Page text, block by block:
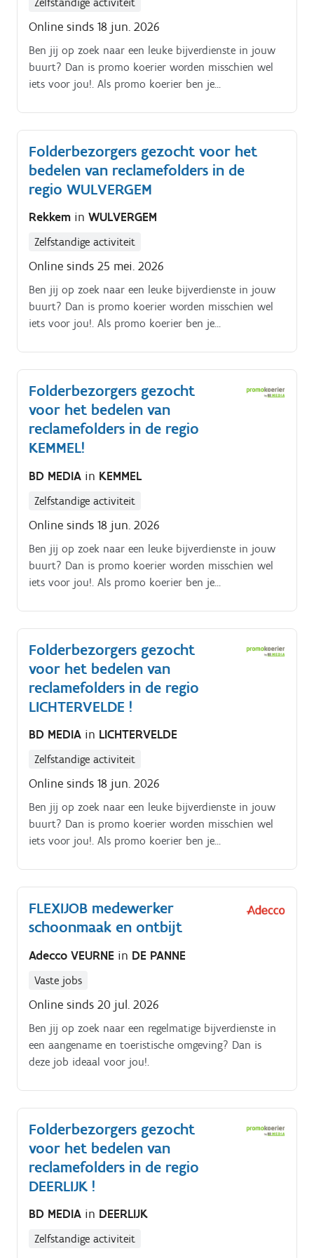
vergaren voor de club. De opdracht is in zelfstandig
bijberoep/hoofdberoep: Wat je hiervoor moet doen
wordt tijdens een gesprek in het dichtstbijzijnde
kantoor of via een videocall gegeven.
Online sinds 18 jun. 2026
Ben jij op zoek naar een leuke bijverdienste in jouw
buurt? Dan is promo koerier worden misschien wel
iets voor jou!. Als promo koerier ben je
wekelijkse folderpakket in de door jou gekozen buurt
Je kiest daarbij zelf hoe je dat doet (met de fiets, te
voet, bromfiets, … ) De folderpakketten moeten
tussen zondagochtend en dinsdagavond in de
brievenbussen belanden Je kiest binnen die
tijdspanne zelf wanneer je de pakketten rondbrengt
Op die manier kan je het inplannen volgens jouw
eigen beschikbaarheid De opdracht is in zelfstandig
bijberoep/hoofdberoep: Wat je hiervoor moet doen
wordt tijdens een gesprek in het dichtstbijzijnde
kantoor of via een videocall gegeven.
Folderbezorgers gezocht voor het
bedelen van reclamefolders in de
regio WULVERGEM
Rekkem in WULVERGEM
Zelfstandige activiteit
Online sinds 25 mei. 2026
Ben jij op zoek naar een leuke bijverdienste in jouw
buurt? Dan is promo koerier worden misschien wel
iets voor jou!. Als promo koerier ben je
Je kiest daarbij zelf hoe je dat doet (met de fiets, te
voet, bromfiets, … ) De folderpakketten moeten
tussen zondagochtend en dinsdagavond in de
brievenbussen belanden Je kiest binnen die
tijdspanne zelf wanneer je de pakketten rondbrengt
eigen beschikbaarheid De opdracht is in zelfstandig
wordt tijdens een gesprek in het dichtstbijzijnde
kantoor of via een videocall gegeven.
Folderbezorgers gezocht
voor het bedelen van
reclamefolders in de regio
KEMMEL!
BD MEDIA in KEMMEL
Zelfstandige activiteit
Online sinds 18 jun. 2026
Ben jij op zoek naar een leuke bijverdienste in jouw
buurt? Dan is promo koerier worden misschien wel
iets voor jou!. Als promo koerier ben je
wekelijkse folderpakket in de door jou gekozen buurt
Je kiest daarbij zelf hoe je dat doet (met de fiets, te
voet, bromfiets, … ) De folderpakketten moeten
tussen zondagochtend en dinsdagavond in de
brievenbussen belanden Je kiest binnen die
tijdspanne zelf wanneer je de pakketten rondbrengt
Op die manier kan je het inplannen volgens jouw
eigen beschikbaarheid De opdracht is in zelfstandig
wordt tijdens een gesprek in het dichtstbijzijnde
kantoor of via een videocall gegeven.
Folderbezorgers gezocht
voor het bedelen van
reclamefolders in de regio
LICHTERVELDE !
BD MEDIA in LICHTERVELDE
Zelfstandige activiteit
Online sinds 18 jun. 2026
Ben jij op zoek naar een leuke bijverdienste in jouw
buurt? Dan is promo koerier worden misschien wel
iets voor jou!. Als promo koerier ben je
Je kiest daarbij zelf hoe je dat doet (met de fiets, te
voet, bromfiets, … ) De folderpakketten moeten
tussen zondagochtend en dinsdagavond in de
tijdspanne zelf wanneer je de pakketten rondbrengt
Op die manier kan je het inplannen volgens jouw
bijberoep/hoofdberoep: Wat je hiervoor moet doen
wordt tijdens een gesprek in het dichtstbijzijnde
kantoor of via een videocall gegeven.
FLEXIJOB medewerker
schoonmaak en ontbijt
Adecco VEURNE in DE PANNE
Vaste jobs
Online sinds 20 jul. 2026
Ben jij op zoek naar een regelmatige bijverdienste in
een aangename en toeristische omgeving? Dan is
deze job ideaal voor jou!.
Folderbezorgers gezocht
voor het bedelen van
reclamefolders in de regio
DEERLIJK !
BD MEDIA in DEERLIJK
Zelfstandige activiteit